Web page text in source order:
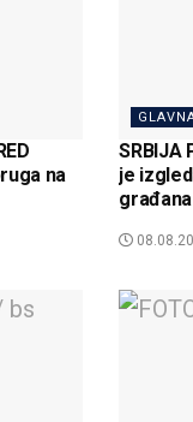
na
SRBIJA
je